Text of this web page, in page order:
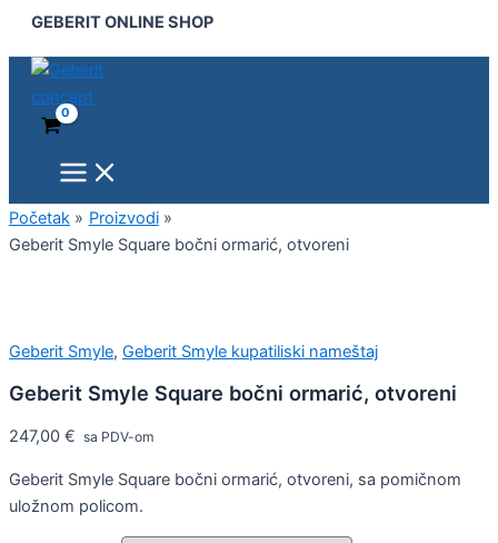
Pređi
sadržaj
GEBERIT ONLINE SHOP
Menu
Početak
Proizvodi
Geberit Smyle Square bočni ormarić, otvoreni
Geberit Smyle, Geberit Smyle kupatiliski nameštaj
Geberit Smyle Square bočni ormarić, otvoreni
247,00 € sa PDV-om
Geberit Smyle Square bočni ormarić, otvoreni, sa pomičnom
uložnom policom.
Smyle
Square
bočni
ormarić,
otvoreni